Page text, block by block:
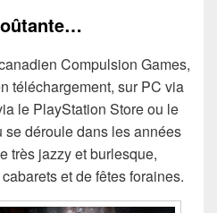
Compulsion Games,
téléchargement, sur PC via
le PlayStation Store ou le
déroule dans les années
très jazzy et burlesque,
et de fêtes foraines.